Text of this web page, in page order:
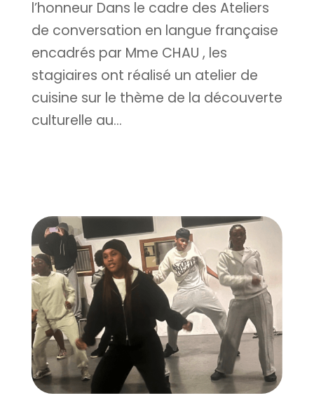
l’honneur​ Dans le cadre des Ateliers
de conversation en langue française
encadrés par Mme CHAU , les
stagiaires ont réalisé un atelier de
cuisine sur le thème de la découverte
culturelle au...